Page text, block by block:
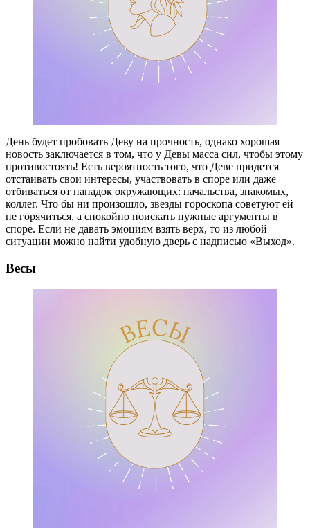
День будет пробовать Деву на прочность, однако хорошая
новость заключается в том, что у Девы масса сил, чтобы этому
противостоять! Есть вероятность того, что Деве придется
отстаивать свои интересы, участвовать в споре или даже
отбиваться от нападок окружающих: начальства, знакомых,
коллег. Что бы ни произошло, звезды гороскопа советуют ей
не горячиться, а спокойно поискать нужные аргументы в
споре. Если не давать эмоциям взять верх, то из любой
ситуации можно найти удобную дверь с надписью «Выход».
Весы